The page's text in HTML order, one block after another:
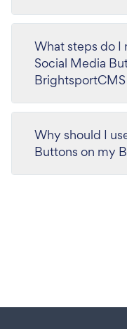
What steps do I
Social Media
BrightsportCMS
Why should I
Buttons on my